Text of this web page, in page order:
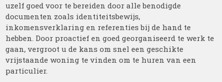
uzelf goed voor te bereiden door alle benodigde
documenten zoals identiteitsbewijs,
inkomensverklaring en referenties bij de hand te
hebben. Door proactief en goed georganiseerd te werk te
gaan, vergroot u de kans om snel een geschikte
vrijstaande woning te vinden om te huren van een
particulier.